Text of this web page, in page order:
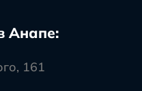
Анапе:
161